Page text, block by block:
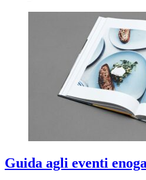
Guida agli eventi